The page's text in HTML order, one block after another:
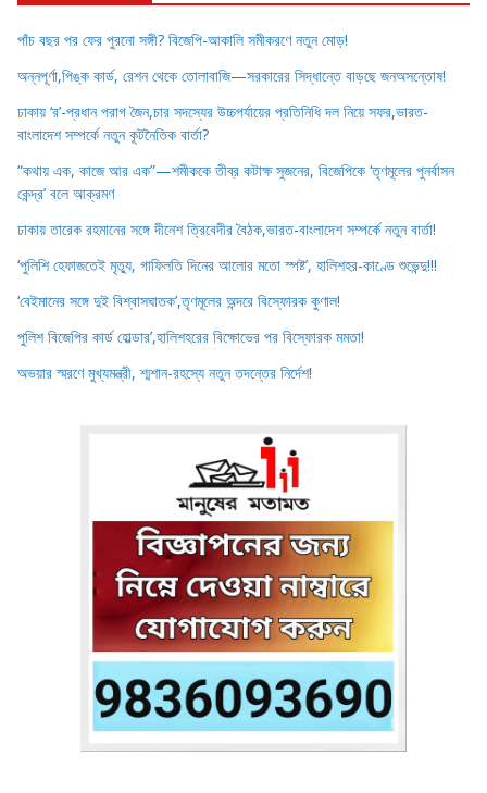
পাঁচ বছর পর ফের পুরনো সঙ্গী? বিজেপি-আকালি সমীকরণে নতুন মোড়!
অন্নপূর্ণা,পিঙ্ক কার্ড, রেশন থেকে তোলাবাজি—সরকারের সিদ্ধান্তে বাড়ছে জনঅসন্তোষ!
ঢাকায় ‘র’-প্রধান পরাগ জৈন,চার সদস্যের উচ্চপর্যায়ের প্রতিনিধি দল নিয়ে সফর,ভারত-
বাংলাদেশ সম্পর্কে নতুন কূটনৈতিক বার্তা?
“কথায় এক, কাজে আর এক”—শমীককে তীব্র কটাক্ষ সুজনের, বিজেপিকে ‘তৃণমূলের পুনর্বাসন
কেন্দ্র’ বলে আক্রমণ
ঢাকায় তারেক রহমানের সঙ্গে দীনেশ ত্রিবেদীর বৈঠক,ভারত-বাংলাদেশ সম্পর্কে নতুন বার্তা!
‘পুলিশি হেফাজতেই মৃত্যু, গাফিলতি দিনের আলোর মতো স্পষ্ট’, হালিশহর-কাণ্ডে শুভেন্দু!!!
‘বেইমানের সঙ্গে দুই বিশ্বাসঘাতক’,তৃণমূলের অন্দরে বিস্ফোরক কুণাল!
পুলিশ বিজেপির কার্ড হোল্ডার’,হালিশহরের বিক্ষোভের পর বিস্ফোরক মমতা!
অভয়ার স্মরণে মুখ্যমন্ত্রী, শ্মশান-রহস্যে নতুন তদন্তের নির্দেশ!